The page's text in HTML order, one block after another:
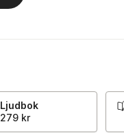
Ljudbok
279 kr